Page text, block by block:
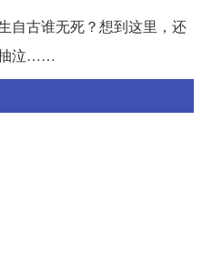
自古谁无死？想到这里，还
抽泣……